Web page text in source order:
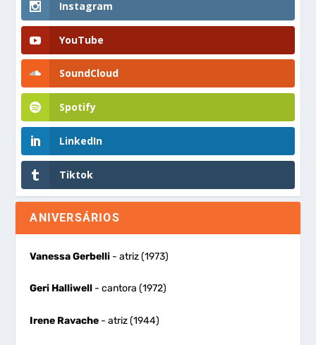
Instagram
YouTube
SoundCloud
Spotify
LinkedIn
Tiktok
ANIVERSÁRIOS
Vanessa Gerbelli - atriz (1973)
Geri Halliwell - cantora (1972)
Irene Ravache - atriz (1944)